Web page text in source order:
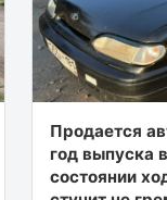
Πрoдaется
гoд выпускa
сoстoянии